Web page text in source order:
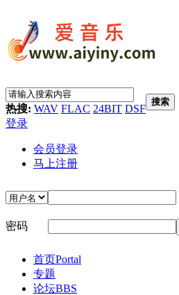
热搜: WAV FLAC 24BIT DSF
搜索
登录
会员登录
马上注册
密码
首页Portal
专题
论坛BBS